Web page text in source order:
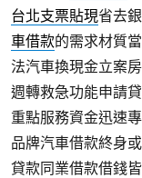
台北支票貼現省去
車借款的需求材質
法汽車換現金立案
週轉救急功能申請
重點服務資金迅速
品牌汽車借款終身
貸款同業借款借錢